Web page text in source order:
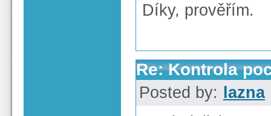
Díky, prověřím.
Re: Kontrola
Posted by: lazna